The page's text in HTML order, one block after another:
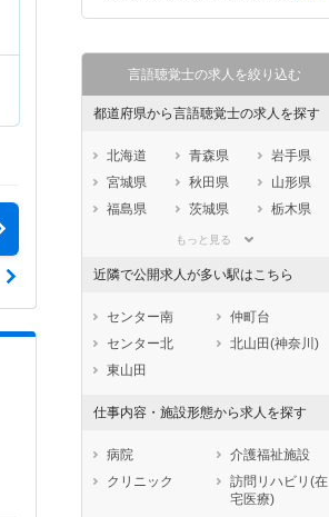
言語聴覚士の求人を絞り込む
都道府県から言語聴覚士の求人を探す
北海道 青森県
岩手県
宮城県
秋田県
山形県
福島県
茨城県
栃木県
埼玉県
石川県
福井県
静岡県
愛知県
三重県
滋賀県
鳥取県
島根県
岡山県
広島県
山口県
徳島県
香川県
愛媛県
高知県
長崎県
もっと見る
近隣で公開求人が多い駅はこちら
センター南
仲町台
センター北
北山田(神奈川)
東山田
仕事内容・施設形態から求人を探す
病院
介護福祉施設
クリニック
訪問リハビリ(在
宅医療)